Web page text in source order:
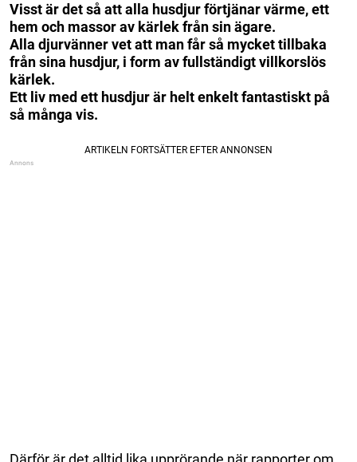
Visst är det så att alla husdjur förtjänar värme, ett
hem och massor av kärlek från sin ägare.
Alla djurvänner vet att man får så mycket tillbaka
från sina husdjur, i form av fullständigt villkorslös
kärlek.
Ett liv med ett husdjur är helt enkelt fantastiskt på
så många vis.